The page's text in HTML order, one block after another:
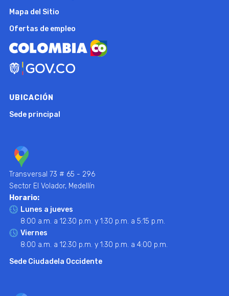
Mapa del Sitio
Ofertas de empleo
UBICACIÓN
Sede principal
Transversal 73 # 65 - 296
Sector El Volador, Medellín
Horario:
Lunes a jueves
8:00 a.m. a 12:30 p.m. y 1:30 p.m. a 5:15 p.m.
Viernes
8:00 a.m. a 12:30 p.m. y 1:30 p.m. a 4:00 p.m.
Sede Ciudadela Occidente